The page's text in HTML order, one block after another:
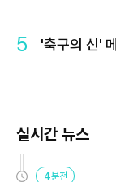
5 '축구의 신'
실시간 뉴스
4분전